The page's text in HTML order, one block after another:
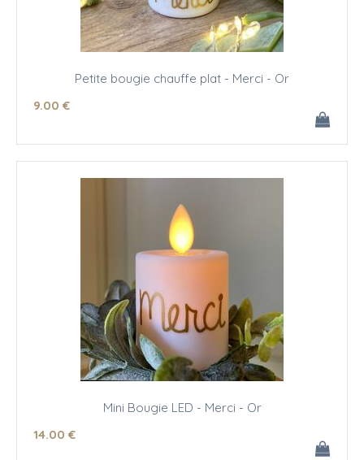
Petite bougie chauffe plat - Merci - Or
9.00 €
Mini Bougie LED - Merci - Or
14.00 €